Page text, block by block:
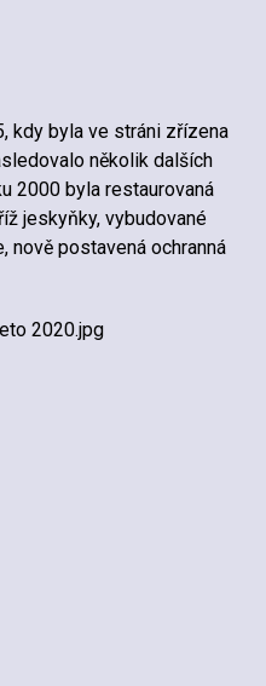
kdy byla ve stráni zřízena
několik dalších
2000 byla restaurovaná
jeskyňky, vybudované
nově postavená ochranná